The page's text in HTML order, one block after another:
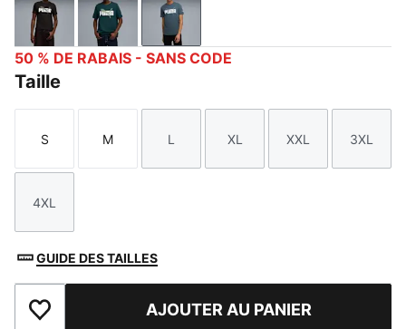
PUMA BlackGreen TerrainGray Skies
50 % DE RABAIS - SANS CODE
Taille
Taille
S
Taille
M
Taille
L
Taille
XL
Taille
XXL
Taille
3XL
Taille
4XL
GUIDE DES TAILLES
Ajouter à la liste de souhaits
AJOUTER AU PANIER